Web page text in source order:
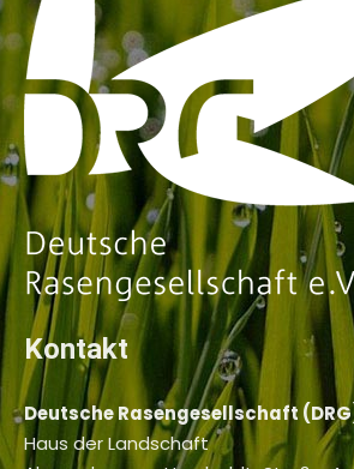
Kontakt
Deutsche Rasengesellschaft
Haus der Landschaft